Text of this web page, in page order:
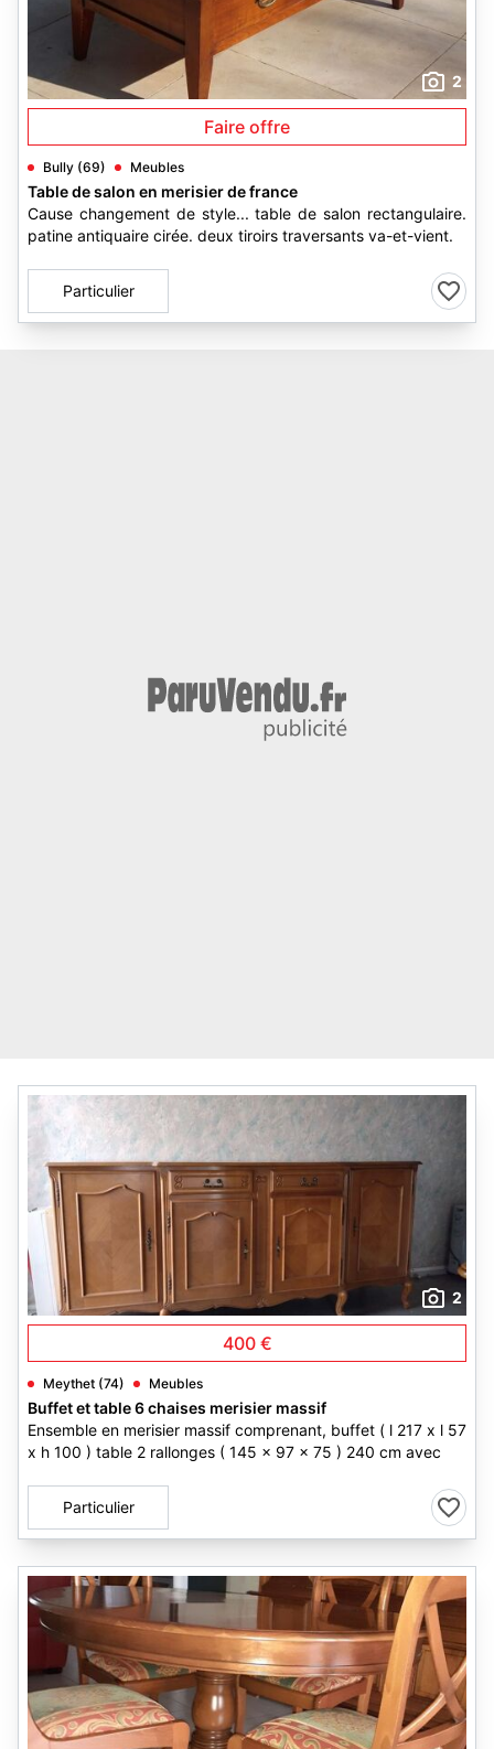
2
Faire offre
Bully (69) Meubles
Table de salon en merisier de france
Cause changement de style... table de salon rectangulaire.
patine antiquaire cirée. deux tiroirs traversants va-et-vient.
Particulier
2
400 €
Meythet (74) Meubles
Buffet et table 6 chaises merisier massif
Ensemble en merisier massif comprenant, buffet ( l 217 x l 57
x h 100 ) table 2 rallonges ( 145 x 97 x 75 ) 240 cm avec
Particulier